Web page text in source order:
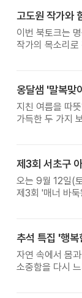
고도원 작가와
이번 북토크는 명
작가의 목소리
옹달샘 '말복맞
지친 여름을 따
가득한 두 가지
오는 9월 12일(
제3회 '매너 바
추석 특집 '행복
자연 속에서 몸
소중함을 다시